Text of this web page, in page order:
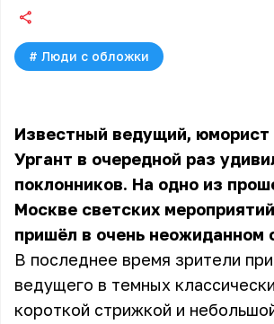
# Люди с обложки
Известный ведущий, юморист
Ургант в очередной раз
поклонников. На одно из
Москве светских
пришёл в очень неожиданном
В последнее время зрители
ведущего в темных
короткой стрижкой и